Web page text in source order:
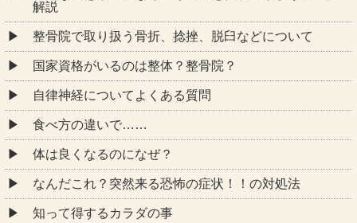
解説
整骨院で取り扱う骨折、捻挫、脱臼などについて
国家資格がいるのは整体？整骨院？
自律神経についてよくある質問
食べ方の違いで……
体は良くなるのになぜ？
なんだこれ？突然来る恐怖の症状！！の対処法
知って得するカラダの事